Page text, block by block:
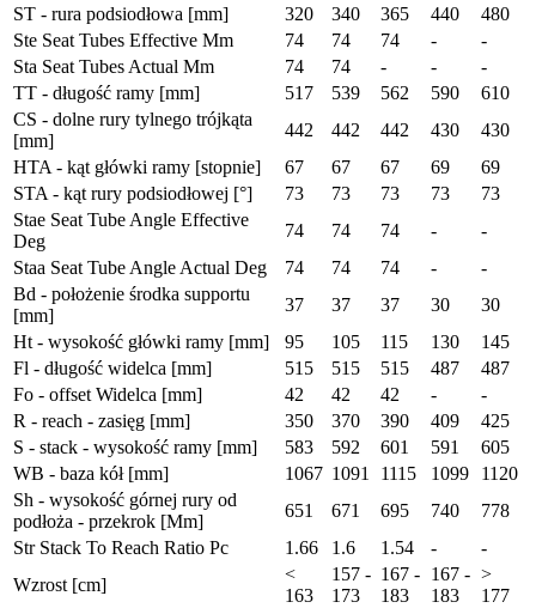
ST - rura podsiodłowa [mm]
320 340 365 440
480
Ste Seat Tubes Effective Mm
74 74 74 -
-
Sta Seat Tubes Actual Mm
74 74 - -
-
TT - długość ramy [mm]
517 539 562 590
610
CS - dolne rury tylnego trójkąta
[mm]
442 442 442 430
430
HTA - kąt główki ramy [stopnie]
67 67 67 69
69
STA - kąt rury podsiodłowej [°]
73 73 73 73
73
Stae Seat Tube Angle Effective
Deg
74 74 74 -
-
Staa Seat Tube Angle Actual Deg
74 74 74 -
-
Bd - położenie środka supportu
[mm]
37 37 37 30
30
Ht - wysokość główki ramy [mm]
95 105 115 130
145
Fl - długość widelca [mm]
515 515 515 487
487
Fo - offset Widelca [mm]
42 42 42 -
-
R - reach - zasięg [mm]
350 370 390 409
425
S - stack - wysokość ramy [mm]
583 592 601 591
605
WB - baza kół [mm]
1067 1091 1115 1099
1120
Sh - wysokość górnej rury od
podłoża - przekrok [Mm]
651 671 695 740
778
Str Stack To Reach Ratio Pc
1.66 1.6 1.54 -
-
Wzrost [cm]
<
163
157 -
173
167 -
183
167 -
183
>
177